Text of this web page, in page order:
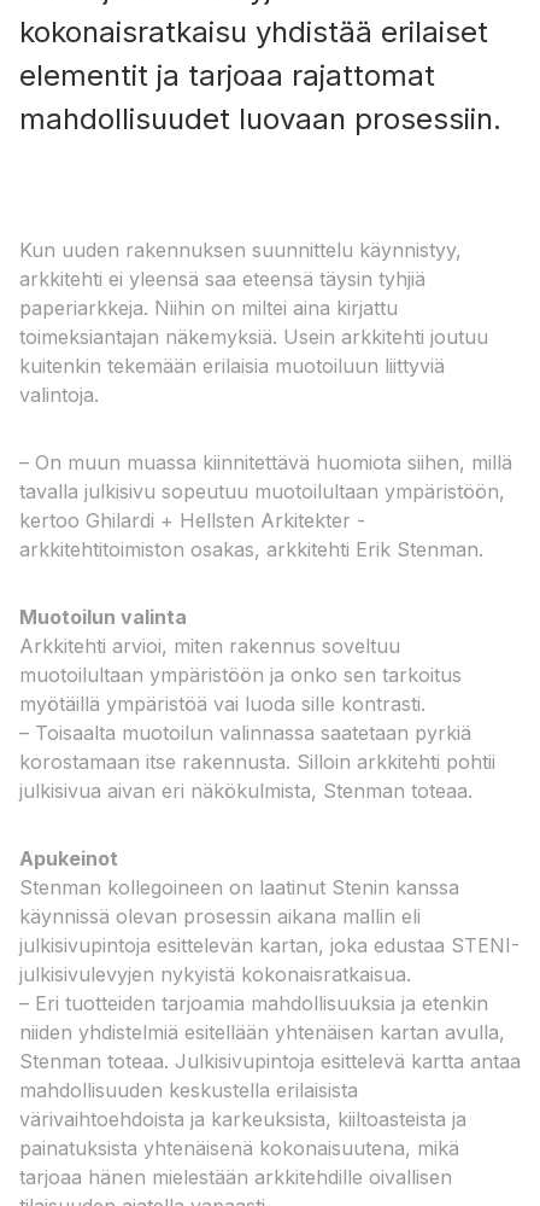
kokonaisratkaisu yhdistää erilaiset
elementit ja tarjoaa rajattomat
mahdollisuudet luovaan prosessiin.
Kun uuden rakennuksen suunnittelu käynnistyy,
arkkitehti ei yleensä saa eteensä täysin tyhjiä
paperiarkkeja. Niihin on miltei aina kirjattu
toimeksiantajan näkemyksiä. Usein arkkitehti joutuu
kuitenkin tekemään erilaisia muotoiluun liittyviä
valintoja.
– On muun muassa kiinnitettävä huomiota siihen, millä
tavalla julkisivu sopeutuu muotoilultaan ympäristöön,
kertoo Ghilardi + Hellsten Arkitekter -
arkkitehtitoimiston osakas, arkkitehti Erik Stenman.
Muotoilun valinta
Arkkitehti arvioi, miten rakennus soveltuu
muotoilultaan ympäristöön ja onko sen tarkoitus
myötäillä ympäristöä vai luoda sille kontrasti.
– Toisaalta muotoilun valinnassa saatetaan pyrkiä
korostamaan itse rakennusta. Silloin arkkitehti pohtii
julkisivua aivan eri näkökulmista, Stenman toteaa.
Apukeinot
Stenman kollegoineen on laatinut Stenin kanssa
käynnissä olevan prosessin aikana mallin eli
julkisivupintoja esittelevän kartan, joka edustaa STENI-
julkisivulevyjen nykyistä kokonaisratkaisua.
– Eri tuotteiden tarjoamia mahdollisuuksia ja etenkin
niiden yhdistelmiä esitellään yhtenäisen kartan avulla,
Stenman toteaa. Julkisivupintoja esittelevä kartta antaa
mahdollisuuden keskustella erilaisista
värivaihtoehdoista ja karkeuksista, kiiltoasteista ja
painatuksista yhtenäisenä kokonaisuutena, mikä
tarjoaa hänen mielestään arkkitehdille oivallisen